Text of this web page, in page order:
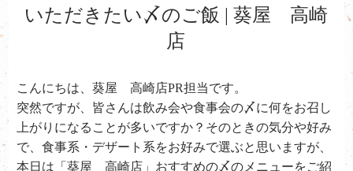
いただきたい〆のご飯 | 葵屋 高崎
店
こんにちは、葵屋 高崎店PR担当です。
突然ですが、皆さんは飲み会や食事会の〆に何をお召し
上がりになることが多いですか？そのときの気分や好み
で、食事系・デザート系をお好みで選ぶと思いますが、
本日は「葵屋 高崎店」おすすめの〆のメニューをご紹